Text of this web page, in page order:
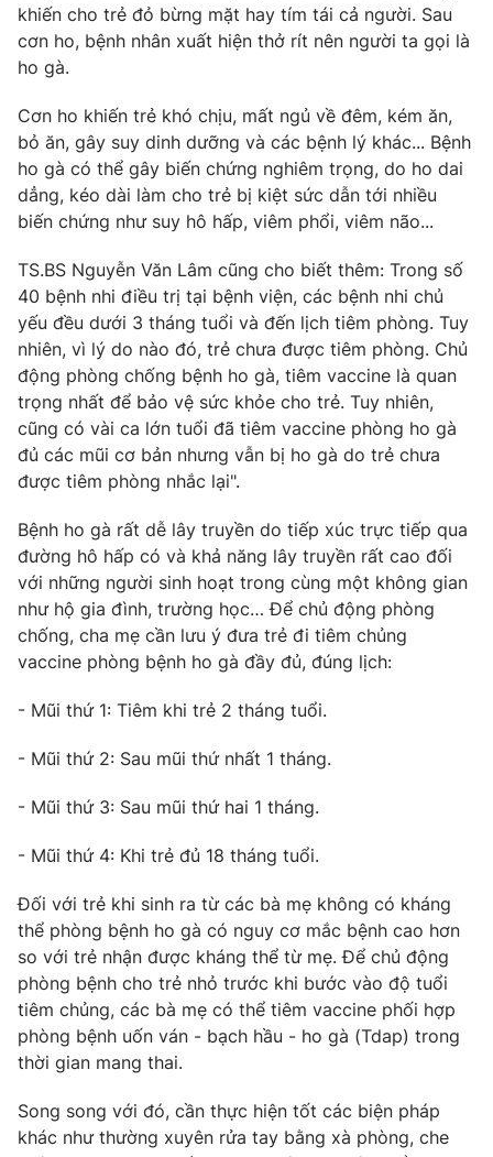
VTV4 Vươn mình bằng AI
Liên hệ tòa soạn English
THỜI BÁO VTV
Theo dõi báo trên
Cơ quan chủ quản:Đài Truyền hình Việt Nam
Cơ quan báo chí: Thời báo VTV
Giấy phép hoạt động báo in và báo điện tử số 483/GP-BTTTT
cấp ngày 29/12/2023
Tổng Biên tập:Vũ Thanh Thủy
Phó Tổng Biên tập:Nguyễn Thị Mỹ Hạnh, Phạm Quốc Thắng,
Nguyễn Trọng Ninh
Tổng đài VTV:024.38 355 931 - 024.38 355 932
Ðiện thoại Thời báo VTV:024.66 897 897
Email:toasoan@vtv.vn
® Cấm sao chép dưới mọi hình thức nếu không có sự chấp
thuận bằng văn bản. Ghi rõ nguồn VTV.vn khi phát hành lại
thông tin từ website này.
khiến cho trẻ đỏ bừng mặt hay tím tái cả người. Sau
cơn ho, bệnh nhân xuất hiện thở rít nên người ta gọi là
ho gà.
Cơn ho khiến trẻ khó chịu, mất ngủ về đêm, kém ăn,
bỏ ăn, gây suy dinh dưỡng và các bệnh lý khác... Bệnh
ho gà có thể gây biến chứng nghiêm trọng, do ho dai
dẳng, kéo dài làm cho trẻ bị kiệt sức dẫn tới nhiều
biến chứng như suy hô hấp, viêm phổi, viêm não...
TS.BS Nguyễn Văn Lâm cũng cho biết thêm: Trong số
40 bệnh nhi điều trị tại bệnh viện, các bệnh nhi chủ
yếu đều dưới 3 tháng tuổi và đến lịch tiêm phòng. Tuy
nhiên, vì lý do nào đó, trẻ chưa được tiêm phòng. Chủ
động phòng chống bệnh ho gà, tiêm vaccine là quan
trọng nhất để bảo vệ sức khỏe cho trẻ. Tuy nhiên,
cũng có vài ca lớn tuổi đã tiêm vaccine phòng ho gà
đủ các mũi cơ bản nhưng vẫn bị ho gà do trẻ chưa
được tiêm phòng nhắc lại".
Bệnh ho gà rất dễ lây truyền do tiếp xúc trực tiếp qua
đường hô hấp có và khả năng lây truyền rất cao đối
với những người sinh hoạt trong cùng một không gian
như hộ gia đình, trường học… Để chủ động phòng
chống, cha mẹ cần lưu ý đưa trẻ đi tiêm chủng
vaccine phòng bệnh ho gà đầy đủ, đúng lịch:
- Mũi thứ 1: Tiêm khi trẻ 2 tháng tuổi.
- Mũi thứ 2: Sau mũi thứ nhất 1 tháng.
- Mũi thứ 3: Sau mũi thứ hai 1 tháng.
- Mũi thứ 4: Khi trẻ đủ 18 tháng tuổi.
Đối với trẻ khi sinh ra từ các bà mẹ không có kháng
thể phòng bệnh ho gà có nguy cơ mắc bệnh cao hơn
so với trẻ nhận được kháng thể từ mẹ. Để chủ động
phòng bệnh cho trẻ nhỏ trước khi bước vào độ tuổi
tiêm chủng, các bà mẹ có thể tiêm vaccine phối hợp
phòng bệnh uốn ván - bạch hầu - ho gà (Tdap) trong
thời gian mang thai.
Song song với đó, cần thực hiện tốt các biện pháp
khác như thường xuyên rửa tay bằng xà phòng, che